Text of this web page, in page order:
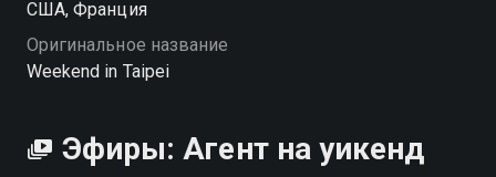
США, Франция
Оригинальное название
Weekend in Taipei
Эфиры: Агент на уикенд